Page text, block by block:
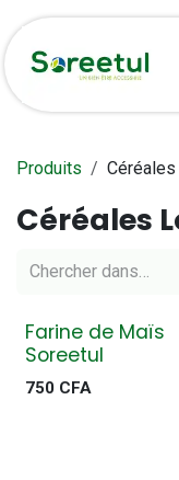
Se rendre au
Produits
Céréales
Farine de Maïs
Soreetul
750 CFA